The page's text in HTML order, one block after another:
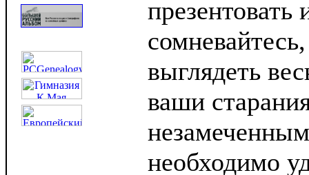
выглядеть
ваши
необходимо